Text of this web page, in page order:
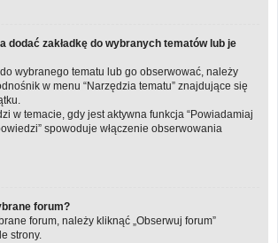
dodać zakładkę do wybranych tematów lub je
wybranego tematu lub go obserwować, należy
w menu “Narzędzia tematu” znajdujące się
w temacie, gdy jest aktywna funkcja “Powiadamiaj
spowoduje włączenie obserwowania
forum?
forum, należy kliknąć „Obserwuj forum”
strony.